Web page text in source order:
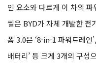
인 요소와 다르게 이 차의
씰은 BYD가 자체 개발한 전
폼 3.0은 ‘8-in-1 파워트레인
배터리’ 등 크게 3개의 구성